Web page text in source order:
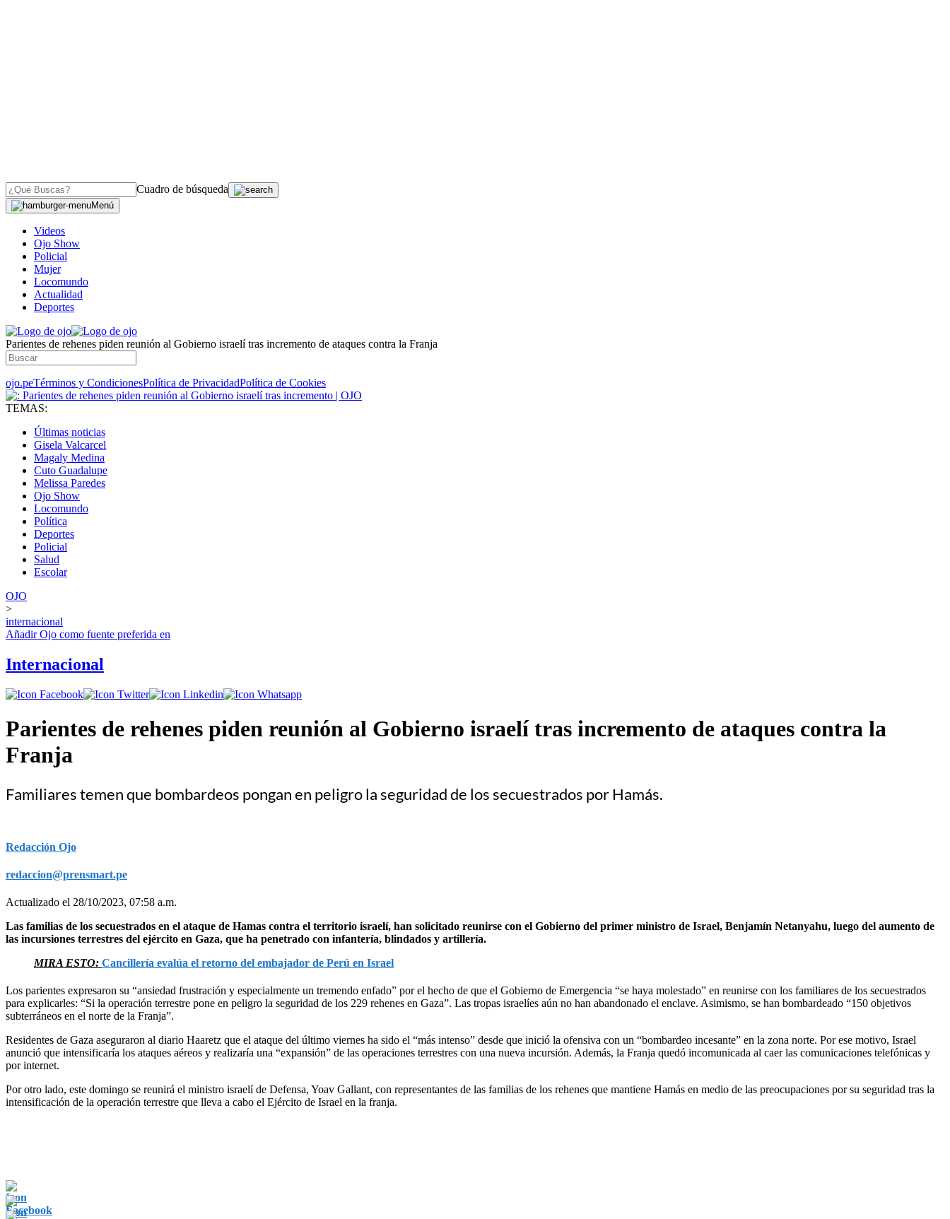
Cuadro de búsqueda
Menú
Videos
Ojo Show
Policial
Mujer
Locomundo
Actualidad
Deportes
Parientes de rehenes piden reunión al Gobierno israelí tras incremento de ataques contra la Franja
ojo.peTérminos y CondicionesPolítica de PrivacidadPolítica de Cookies
TEMAS:
Últimas noticias
Gisela Valcarcel
Magaly Medina
Cuto Guadalupe
Melissa Paredes
Ojo Show
Locomundo
Política
Deportes
Policial
Salud
Escolar
OJO
>
internacional
AñadirOjo como fuente preferida en
Internacional
Parientes de rehenes piden reunión al Gobierno israelí tras incremento de ataques contra la
Franja
Familiares temen que bombardeos pongan en peligro la seguridad de los secuestrados por Hamás.
Redacción Ojo
redaccion@prensmart.pe
Actualizado el 28/10/2023, 07:58 a.m.
Las familias de los secuestrados en el ataque de Hamas contra el territorio israelí, han solicitado reunirse con el Gobierno del primer ministro de Israel, Benjamín Netanyahu, luego del aumento de
las incursiones terrestres del ejército en Gaza, que ha penetrado con infantería, blindados y artillería.
MIRA ESTO: Cancillería evalúa el retorno del embajador de Perú en Israel
Los parientes expresaron su “ansiedad frustración y especialmente un tremendo enfado” por el hecho de que el Gobierno de Emergencia “se haya molestado” en reunirse con los familiares de los secuestrados
para explicarles: “Si la operación terrestre pone en peligro la seguridad de los 229 rehenes en Gaza”. Las tropas israelíes aún no han abandonado el enclave. Asimismo, se han bombardeado “150 objetivos
subterráneos en el norte de la Franja”.
Residentes de Gaza aseguraron al diario Haaretz que el ataque del último viernes ha sido el “más intenso” desde que inició la ofensiva con un “bombardeo incesante” en la zona norte. Por ese motivo, Israel
anunció que intensificaría los ataques aéreos y realizaría una “expansión” de las operaciones terrestres con una nueva incursión. Además, la Franja quedó incomunicada al caer las comunicaciones telefónicas y
por internet.
Por otro lado, este domingo se reunirá el ministro israelí de Defensa, Yoav Gallant, con representantes de las familias de los rehenes que mantiene Hamás en medio de las preocupaciones por su seguridad tras la
intensificación de la operación terrestre que lleva a cabo el Ejército de Israel en la franja.